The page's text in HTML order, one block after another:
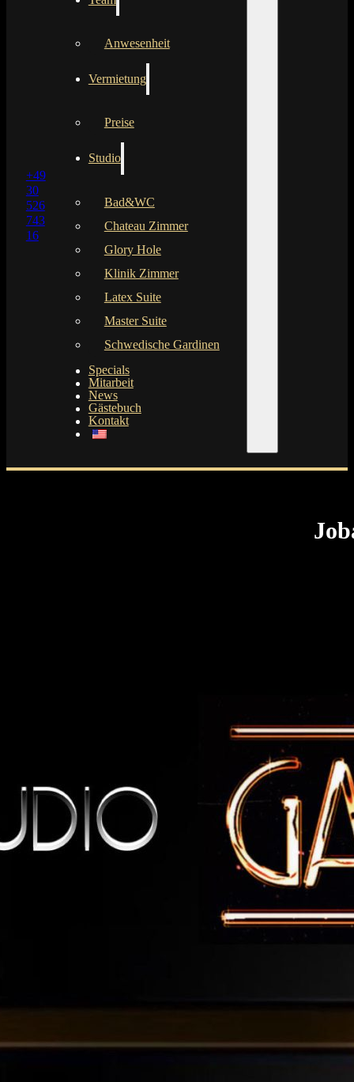
Anwesenheit
Vermietung
Preise
Studio
Bad&WC
Chateau Zimmer
Glory Hole
Klinik Zimmer
Latex Suite
Master Suite
Schwedische Gardinen
Specials
Mitarbeit
News
Gästebuch
Kontakt
+49
30
526
743
16